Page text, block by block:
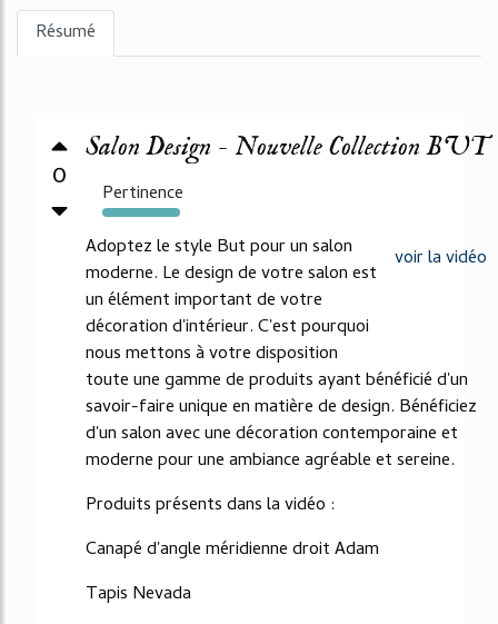
Résumé
0
Salon Design - Nouvelle Collection BUT
Pertinence
390%
voir la vidéo
Adoptez le style But pour un salon
moderne. Le design de votre salon est
un élément important de votre
décoration d'intérieur. C'est pourquoi
nous mettons à votre disposition
toute une gamme de produits ayant bénéficié d'un
savoir-faire unique en matière de design. Bénéficiez
d'un salon avec une décoration contemporaine et
moderne pour une ambiance agréable et sereine.
Produits présents dans la vidéo :
Canapé d'angle méridienne droit Adam
Tapis Nevada